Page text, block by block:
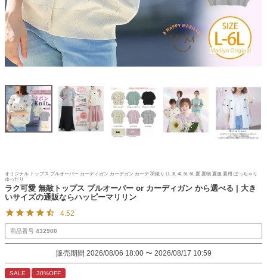
オリジナル トップス プルオーバー カーディガン カーデガン カーデ 羽織り LL 3L 4L 5L 6L 夏 夏物 夏服 夏用 ぽっちゃり
ゆったり
ラク可愛 無敵トップス プルオーバー or カーディガン から選べる | 大き
いサイズの通販ならハッピーマリリン
4.52
商品番号 432900
販売期間 2026/08/06 18:00 〜 2026/08/17 10:59
SALE 30%OFF